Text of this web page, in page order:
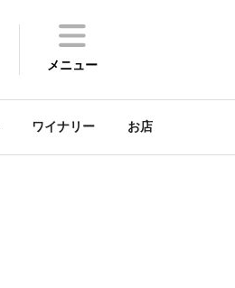
メニュー
ワイナリー お店